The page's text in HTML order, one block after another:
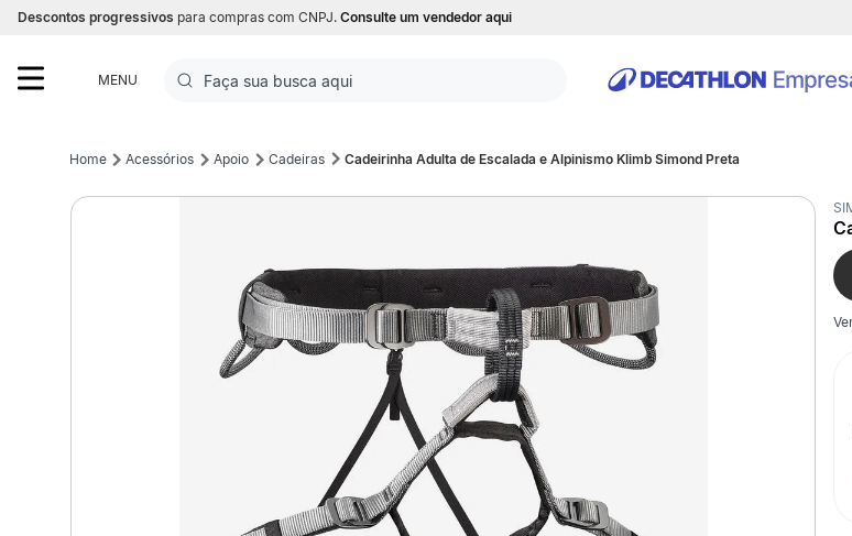
Descontos progressivos para compras com CNPJ. Consulte um vendedor aqui
MENU
Faça sua busca aqui
1ºFutebol
Corrida
Volei
Futebol Campo
Acessórios Apoio Cadeiras Cadeirinha Adulta de Escalada e Alpinismo Klimb Simond Preta